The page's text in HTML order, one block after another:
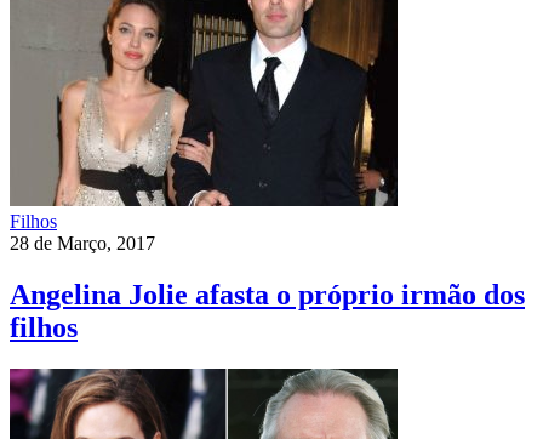
Filhos
28 de Março, 2017
Angelina Jolie afasta o próprio irmão dos
filhos